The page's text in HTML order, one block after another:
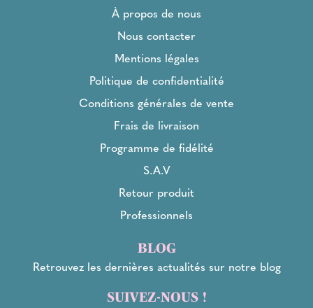
À propos de nous
Nous contacter
Mentions légales
Politique de confidentialité
Conditions générales de vente
Frais de livraison
Programme de fidélité
S.A.V
Retour produit
Professionnels
BLOG
Retrouvez les dernières actualités sur notre blog
SUIVEZ-NOUS !